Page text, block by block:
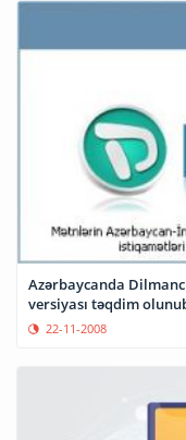
Azərbaycanda
versiyası təqdim
22-11-2008